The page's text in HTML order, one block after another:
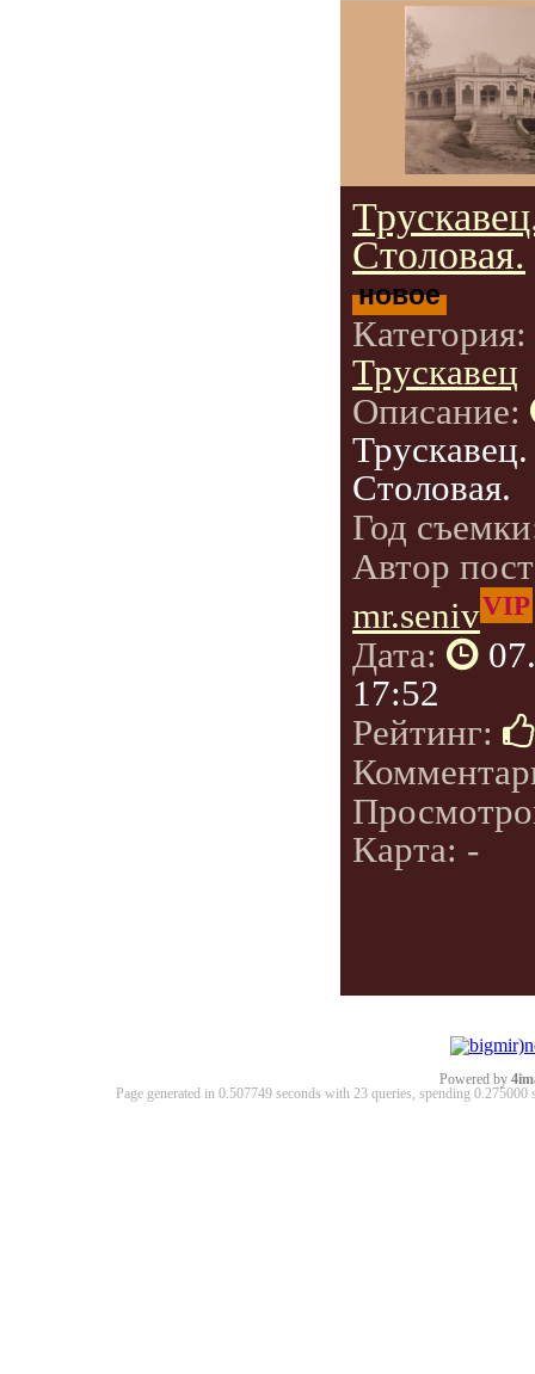
Столовая.
новое
Категория:
Трускавец
Описание:
Трускавец.
Столовая.
Год
Автор
mr.senivVIP
Дата:
17:52
Рейтинг:
Карта: -
Powered by
Page generated in 0.507749 seconds with 23 queries, spending